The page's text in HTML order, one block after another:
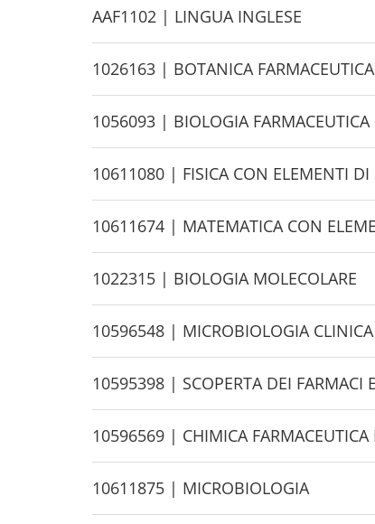
d
e
H
i
d
e
AAF1102 | LINGUA INGLESE
H
i
d
e
1026163 | BOTANICA FARMACEUTICA
H
i
d
e
1056093 | BIOLOGIA FARMACEUTICA
H
i
d
e
10611080 | FISICA CON ELEMENTI DI
H
i
d
e
10611674 | MATEMATICA CON
H
i
d
e
1022315 | BIOLOGIA MOLECOLARE
H
i
d
e
10596548 | MICROBIOLOGIA CLINICA
H
i
d
e
10595398 | SCOPERTA DEI FARMACI
H
i
d
e
10596569 | CHIMICA FARMACEUTICA
H
i
10611875 | MICROBIOLOGIA